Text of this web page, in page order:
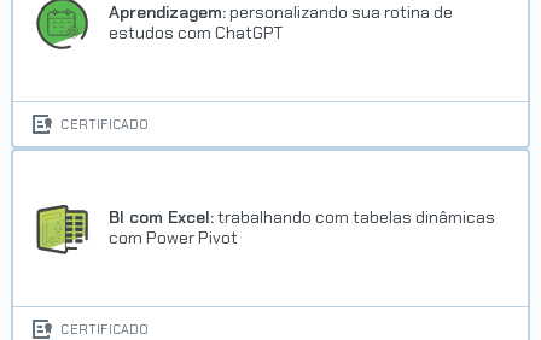
Aprendizagem: personalizando sua rotina de
estudos com ChatGPT
CERTIFICADO
BI com Excel:trabalhando com tabelas dinâmicas
com Power Pivot
CERTIFICADO